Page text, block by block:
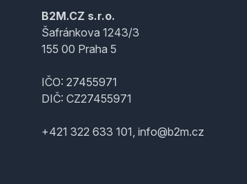
B2M.CZ s.r.o.
Šafránkova 1243/3
155 00 Praha 5
IČO: 27455971
DIČ: CZ27455971
+421 322 633 101, info@b2m.cz